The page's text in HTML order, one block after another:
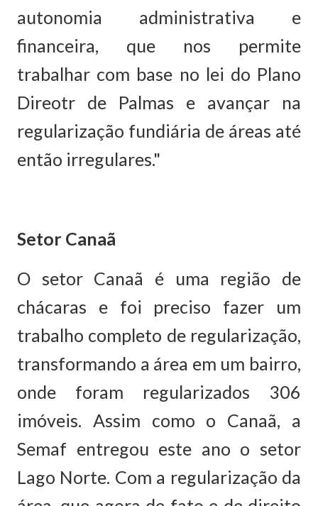
autonomia administrativa e
financeira, que nos permite
trabalhar com base no lei do Plano
Direotr de Palmas e avançar na
regularização fundiária de áreas até
então irregulares."
Setor Canaã
O setor Canaã é uma região de
chácaras e foi preciso fazer um
trabalho completo de regularização,
transformando a área em um bairro,
onde foram regularizados 306
imóveis. Assim como o Canaã, a
Semaf entregou este ano o setor
Lago Norte. Com a regularização da